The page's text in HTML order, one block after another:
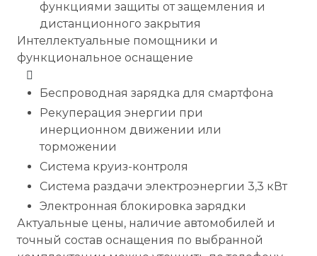
функциями защиты от защемления и
дистанционного закрытия
Интеллектуальные помощники и
функциональное оснащение
Беспроводная зарядка для смартфона
Рекуперация энергии при
инерционном движении или
торможении
Система круиз-контроля
Система раздачи электроэнергии 3,3 кВт
Электронная блокировка зарядки
Актуальные цены, наличие автомобилей и
точный состав оснащения по выбранной